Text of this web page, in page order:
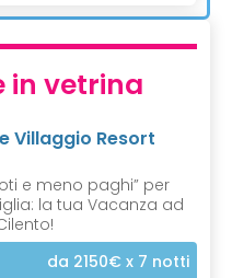
in vetrina
Villaggio Resort
e meno paghi” per
la tua Vacanza ad
da 2150€ x 7 notti